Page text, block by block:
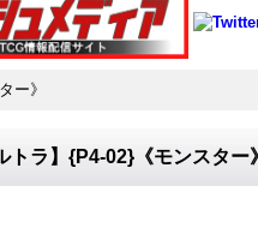
ー》
トラ】{P4-02}《モンスター